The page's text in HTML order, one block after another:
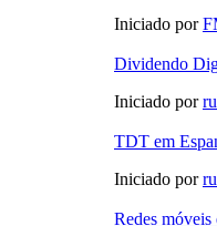
Iniciado por
Dividendo
Iniciado por
TDT em
Iniciado por
Redes